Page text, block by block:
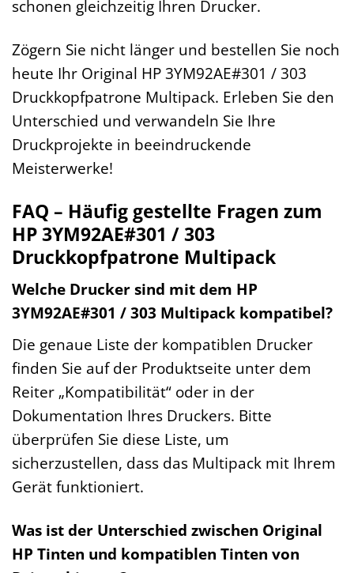
schonen gleichzeitig Ihren Drucker.
Zögern Sie nicht länger und bestellen Sie noch
heute Ihr Original HP 3YM92AE#301 / 303
Druckkopfpatrone Multipack. Erleben Sie den
Unterschied und verwandeln Sie Ihre
Druckprojekte in beeindruckende
Meisterwerke!
FAQ – Häufig gestellte Fragen zum
HP 3YM92AE#301 / 303
Druckkopfpatrone Multipack
Welche Drucker sind mit dem HP
3YM92AE#301 / 303 Multipack kompatibel?
Die genaue Liste der kompatiblen Drucker
finden Sie auf der Produktseite unter dem
Reiter „Kompatibilität“ oder in der
Dokumentation Ihres Druckers. Bitte
überprüfen Sie diese Liste, um
sicherzustellen, dass das Multipack mit Ihrem
Gerät funktioniert.
Was ist der Unterschied zwischen Original
HP Tinten und kompatiblen Tinten von